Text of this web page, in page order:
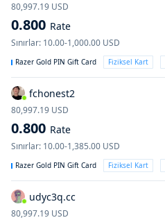
80,997.19 USD
0.800 Rate
Sınırlar: 10.00-1,000.00 USD
Razer Gold PIN Gift Card Fiziksel Kart
fchonest2
80,997.19 USD
0.800 Rate
Sınırlar: 10.00-1,385.00 USD
Razer Gold PIN Gift Card Fiziksel Kart
udyc3q.cc
80,997.19 USD